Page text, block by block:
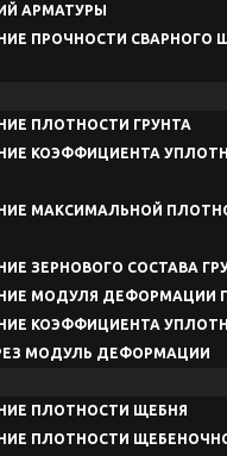
АРМАТУРЫ
ПРОЧНОСТИ СВАРНОГО
ПЛОТНОСТИ ГРУНТА
КОЭФФИЦИЕНТА
МАКСИМАЛЬНОЙ
ЗЕРНОВОГО СОСТАВА
МОДУЛЯ ДЕФОРМАЦИИ
КОЭФФИЦИЕНТА
МОДУЛЬ ДЕФОРМАЦИИ
ПЛОТНОСТИ ЩЕБНЯ
ПЛОТНОСТИ